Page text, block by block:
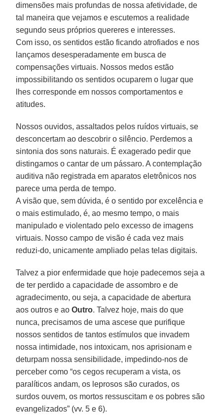
dimensões mais profundas de nossa afetividade, de
tal maneira que vejamos e escutemos a realidade
segundo seus próprios quereres e interesses.
Com isso, os sentidos estão ficando atrofiados e nos
lançamos desesperadamente em busca de
compensações virtuais. Nossos medos estão
impossibilitando os sentidos ocuparem o lugar que
lhes corresponde em nossos comportamentos e
atitudes.
Nossos ouvidos, assaltados pelos ruídos virtuais, se
desconcertam ao descobrir o silêncio. Perdemos a
sintonia dos sons naturais. É exagerado pedir que
distingamos o cantar de um pássaro. A contemplação
auditiva não registrada em aparatos eletrônicos nos
parece uma perda de tempo.
A visão que, sem dúvida, é o sentido por excelência e
o mais estimulado, é, ao mesmo tempo, o mais
manipulado e violentado pelo excesso de imagens
virtuais. Nosso campo de visão é cada vez mais
reduzi-do, unicamente ampliado pelas telas digitais.
Talvez a pior enfermidade que hoje padecemos seja a
de ter perdido a capacidade de assombro e de
agradecimento, ou seja, a capacidade de abertura
aos outros e aoOutro. Talvez hoje, mais do que
nunca, precisamos de uma ascese que purifique
nossos sentidos de tantos estímulos que invadem
nossa intimidade, nos intoxicam, nos aprisionam e
deturpam nossa sensibilidade, impedindo-nos de
perceber como “os cegos recuperam a vista, os
paralíticos andam, os leprosos são curados, os
surdos ouvem, os mortos ressuscitam e os pobres são
evangelizados” (vv. 5 e 6).